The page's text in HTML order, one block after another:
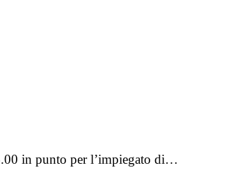
in punto per l’impiegato di…